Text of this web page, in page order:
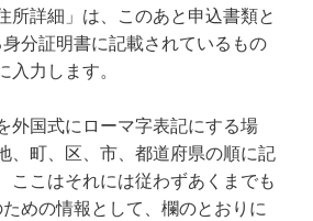
所詳細」は、このあと申込書類と
分証明書に記載されているもの
入力します。
外国式にローマ字表記にする場
、町、区、市、都道府県の順に記
ここはそれには従わずあくまでも
めの情報として、欄のとおりに